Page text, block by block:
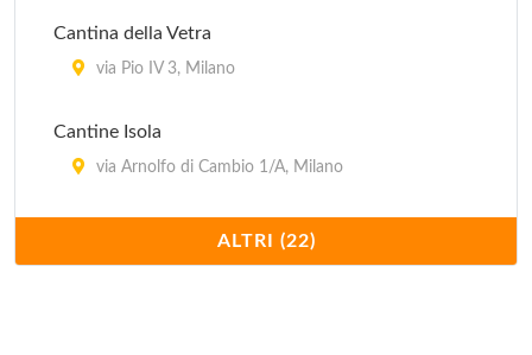
Cantina della Vetra
via Pio IV 3, Milano
Cantine Isola
via Arnolfo di Cambio 1/A, Milano
via Mauro Macchi 2, Milano
ALTRI (22)